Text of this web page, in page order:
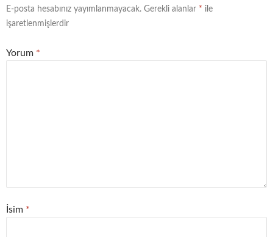
E-posta hesabınız yayımlanmayacak. Gerekli alanlar * ile
işaretlenmişlerdir
Yorum *
İsim *